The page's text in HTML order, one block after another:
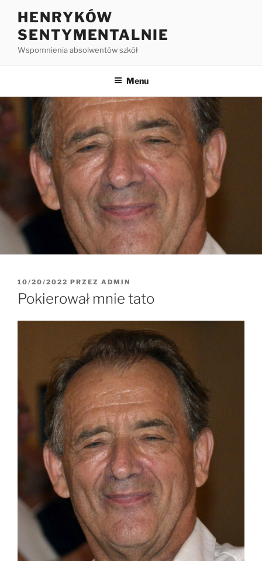
HENRYKÓW
SENTYMENTALNIE
Wspomnienia absolwentów szkół
Menu
10/20/2022 PRZEZ ADMIN
Pokierował mnie tato